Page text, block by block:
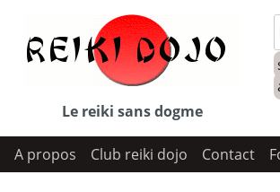
content
Le reiki sans dogme
A propos Club reiki dojo Contact